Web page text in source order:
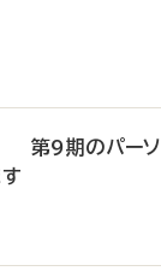
第9期のパーソ